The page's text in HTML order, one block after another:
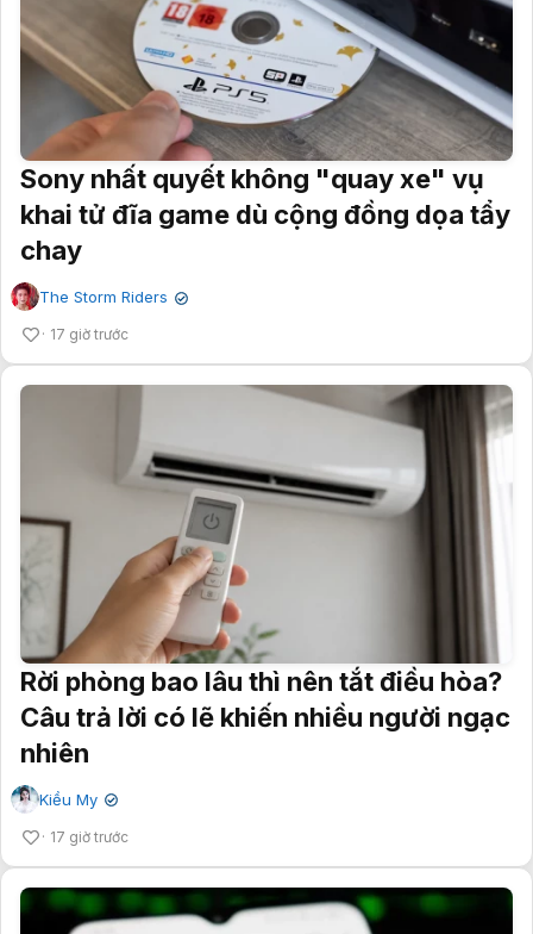
Sony nhất quyết không "quay xe" vụ
khai tử đĩa game dù cộng đồng dọa tẩy
chay
The Storm Riders ✔
17 giờ trước
Rời phòng bao lâu thì nên tắt điều hòa?
Câu trả lời có lẽ khiến nhiều người ngạc
nhiên
Kiều My ✔
17 giờ trước